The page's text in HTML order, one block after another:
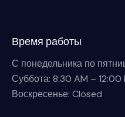
Время работы
С понедельника по
Суббота: 8:30 AM – 12:00
Воскресенье: Closed